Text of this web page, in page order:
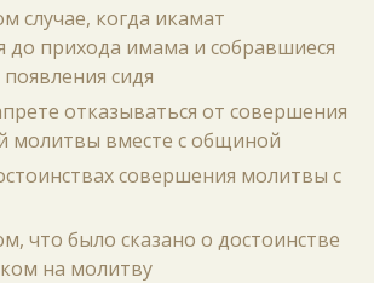
случае, когда икамат
до прихода имама и собравшиеся
сидя
отказываться от совершения
молитвы вместе с общиной
совершения молитвы с
что было сказано о достоинстве
на молитву